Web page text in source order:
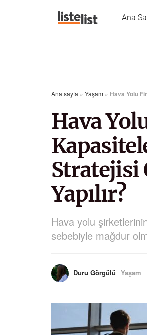
Ana
Ana sayfa » Yaşam » Hava Yolu
Hava
Stratejisi
Yapılır?
Hava yolu
sebebiyle mağdur
Duru Görgülü Yaşam